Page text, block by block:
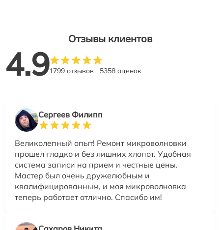
Отзывы клиентов
4.91799 отзывов 5358 оценок
Сергеев Филипп
Великолепный опыт! Ремонт микроволновки
прошел гладко и без лишних хлопот. Удобная
система записи на прием и честные цены.
Мастер был очень дружелюбным и
квалифицированным, и моя микроволновка
теперь работает отлично. Спасибо им!